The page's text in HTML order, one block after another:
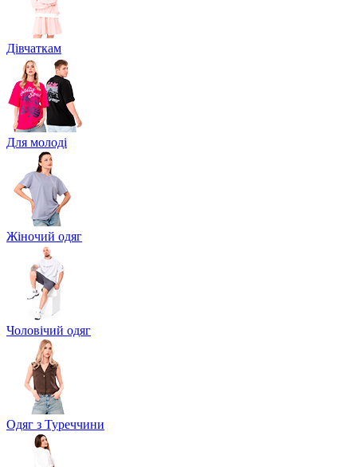
Дівчаткам
Для молоді
Жіночий одяг
Чоловічий одяг
Одяг з Туреччини